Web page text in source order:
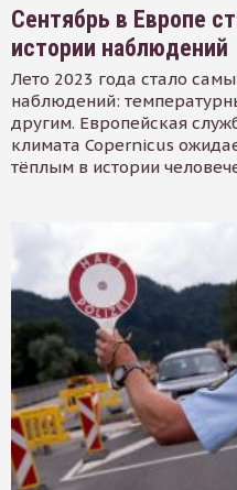
Сентябрь в Европе
истории наблюдений
Лето 2023 года стало
наблюдений:
другим. Европейская
климата Copernicus
тёплым в истории